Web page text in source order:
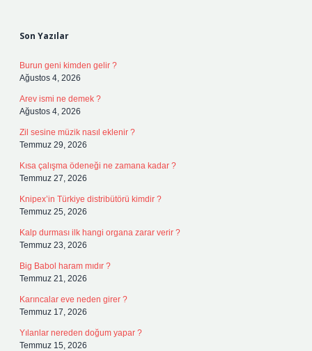
Son Yazılar
Burun geni kimden gelir ?
Ağustos 4, 2026
Arev ismi ne demek ?
Ağustos 4, 2026
Zil sesine müzik nasıl eklenir ?
Temmuz 29, 2026
Kısa çalışma ödeneği ne zamana kadar ?
Temmuz 27, 2026
Knipex’in Türkiye distribütörü kimdir ?
Temmuz 25, 2026
Kalp durması ilk hangi organa zarar verir ?
Temmuz 23, 2026
Big Babol haram mıdır ?
Temmuz 21, 2026
Karıncalar eve neden girer ?
Temmuz 17, 2026
Yılanlar nereden doğum yapar ?
Temmuz 15, 2026